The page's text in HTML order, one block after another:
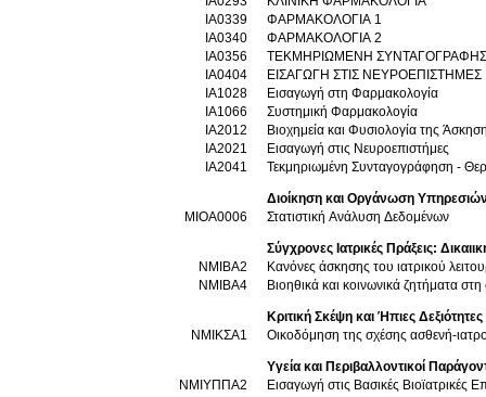
ΙΑ0339
ΦΑΡΜΑΚΟΛΟΓΙΑ 1
ΙΑ0340
ΦΑΡΜΑΚΟΛΟΓΙΑ 2
ΙΑ0356
ΤΕΚΜΗΡΙΩΜΕΝΗ
ΙΑ0404
ΕΙΣΑΓΩΓΗ ΣΤΙΣ ΝΕΥΡΟΕΠΙΣΤΗΜΕΣ
ΙΑ1028
Εισαγωγή στη Φαρμακολογία
ΙΑ1066
Συστημική Φαρμακολογία
ΙΑ2012
Βιοχημεία και Φυσιολογία της
ΙΑ2021
Εισαγωγή στις Νευροεπιστήμες
ΙΑ2041
Τεκμηριωμένη Συνταγογράφηση -
Διοίκηση και Οργάνωση
ΜΙΟΑ0006
Στατιστική Ανάλυση Δεδομένων
Σύγχρονες Ιατρικές Πράξεις:
ΝΜΙΒΑ2
Κανόνες άσκησης του ιατρικού
ΝΜΙΒΑ4
Βιοηθικά και κοινωνικά ζητήματα
Κριτική Σκέψη και Ήπιες
ΝΜΙΚΣΑ1
Οικοδόμηση της σχέσης ασθενή-
Υγεία και Περιβαλλοντικοί
ΝΜΙΥΠΠΑ2
Εισαγωγή στις Βασικές Βιοϊατρικές